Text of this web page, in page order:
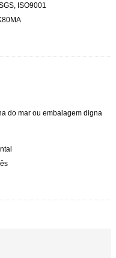
ISO9001
do mar ou embalagem digna